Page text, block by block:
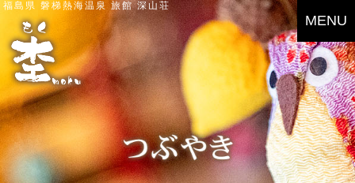
福島県 磐梯熱海温泉 旅館 深山荘
MENU